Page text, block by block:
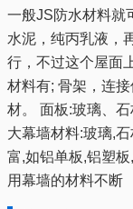
一般JS防水材料就
水泥，纯丙乳液，
行，不过这个屋面
材料有; 骨架，连
材。 面板:玻璃、
大幕墙材料:玻璃,
富,如铝单板,铝塑
用幕墙的材料不断